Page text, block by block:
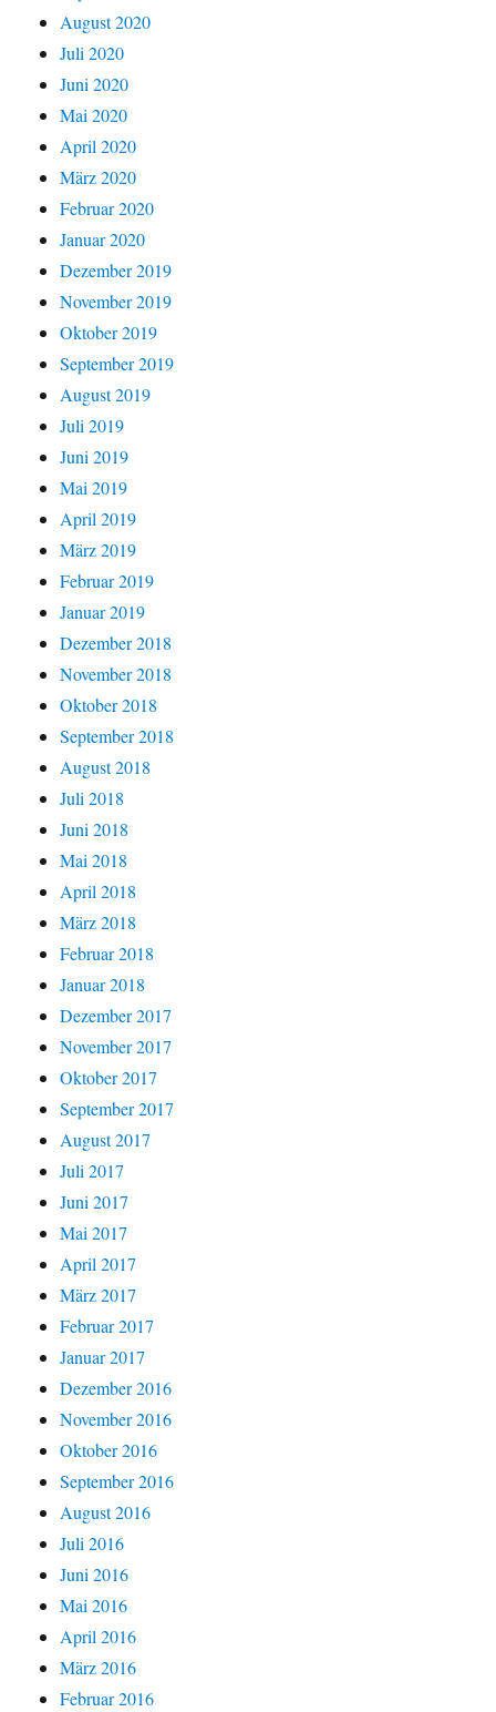
August 2020
Juli 2020
Juni 2020
Mai 2020
April 2020
März 2020
Februar 2020
Januar 2020
Dezember 2019
November 2019
Oktober 2019
September 2019
August 2019
Juli 2019
Juni 2019
Mai 2019
April 2019
März 2019
Februar 2019
Januar 2019
Dezember 2018
November 2018
Oktober 2018
September 2018
August 2018
Juli 2018
Juni 2018
Mai 2018
April 2018
März 2018
Februar 2018
Januar 2018
Dezember 2017
November 2017
Oktober 2017
September 2017
August 2017
Juli 2017
Juni 2017
Mai 2017
April 2017
März 2017
Februar 2017
Januar 2017
Dezember 2016
November 2016
Oktober 2016
September 2016
August 2016
Juli 2016
Juni 2016
Mai 2016
April 2016
März 2016
Februar 2016